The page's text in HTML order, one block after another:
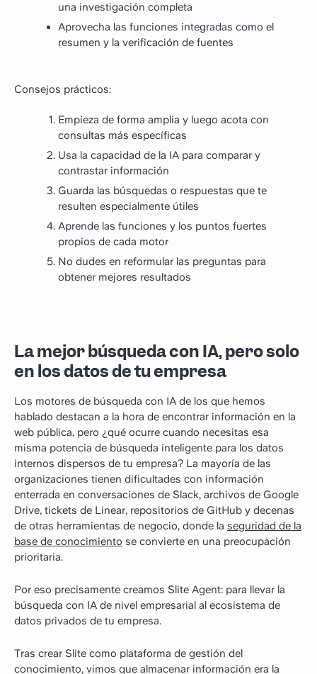
una investigación completa
Aprovecha las funciones integradas como el
resumen y la verificación de fuentes
Consejos prácticos:
Empieza de forma amplia y luego acota con
consultas más específicas
Usa la capacidad de la IA para comparar y
contrastar información
Guarda las búsquedas o respuestas que te
resulten especialmente útiles
Aprende las funciones y los puntos fuertes
propios de cada motor
No dudes en reformular las preguntas para
obtener mejores resultados
La mejor búsqueda con IA, pero solo
en los datos de tu empresa
Los motores de búsqueda con IA de los que hemos
hablado destacan a la hora de encontrar información en la
web pública, pero ¿qué ocurre cuando necesitas esa
misma potencia de búsqueda inteligente para los datos
internos dispersos de tu empresa? La mayoría de las
organizaciones tienen dificultades con información
enterrada en conversaciones de Slack, archivos de Google
Drive, tickets de Linear, repositorios de GitHub y decenas
de otras herramientas de negocio, donde la seguridad de la
base de conocimiento se convierte en una preocupación
prioritaria.
Por eso precisamente creamos Slite Agent: para llevar la
búsqueda con IA de nivel empresarial al ecosistema de
datos privados de tu empresa.
Tras crear Slite como plataforma de gestión del
conocimiento, vimos que almacenar información era la